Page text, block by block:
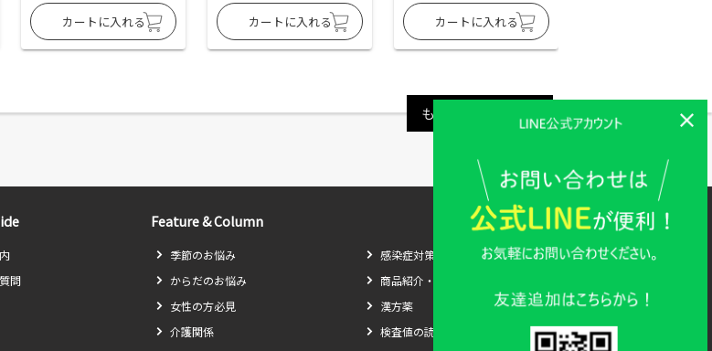
もっと見る
問
Feature & Column
季節のお悩み
感染症対策
からだのお悩み
商品紹介・比較
女性の方必見
漢方薬
介護関係
検査値の読み方